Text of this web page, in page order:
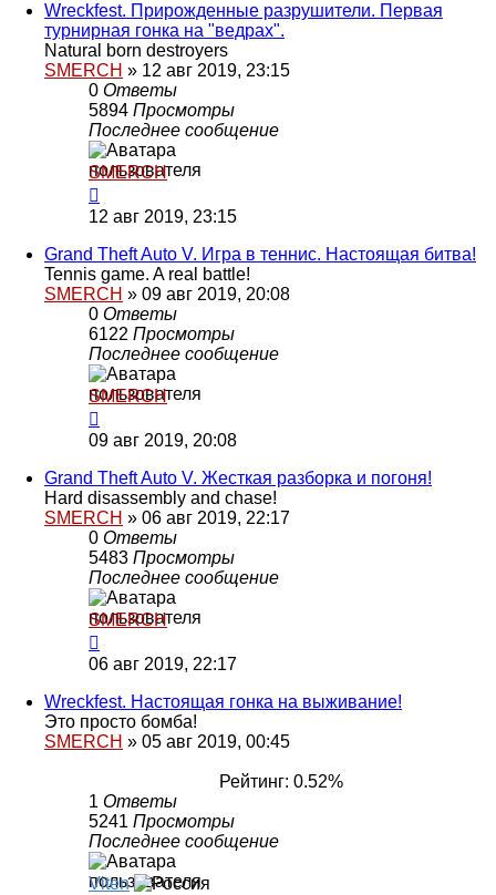
Wreckfest. Прирожденные разрушители. Первая
турнирная гонка на "ведрах".
Natural born destroyers
SMERCH » 12 авг 2019, 23:15
0 Ответы
5894 Просмотры
Последнее сообщение
SMERCH
12 авг 2019, 23:15
Grand Theft Auto V. Игра в теннис. Настоящая битва!
Tennis game. A real battle!
SMERCH » 09 авг 2019, 20:08
0 Ответы
6122 Просмотры
Последнее сообщение
SMERCH
09 авг 2019, 20:08
Grand Theft Auto V. Жесткая разборка и погоня!
Hard disassembly and chase!
SMERCH » 06 авг 2019, 22:17
0 Ответы
5483 Просмотры
Последнее сообщение
SMERCH
06 авг 2019, 22:17
Wreckfest. Настоящая гонка на выживание!
Это просто бомба!
SMERCH » 05 авг 2019, 00:45
Рейтинг: 0.52%
1 Ответы
5241 Просмотры
Последнее сообщение
Viten